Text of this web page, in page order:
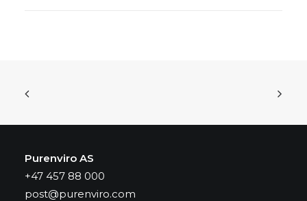
Purenviro AS
+47 457 88 000
post@purenviro.com